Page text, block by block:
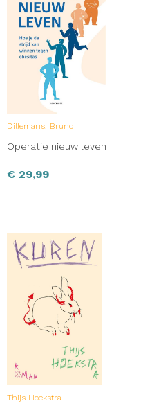
Dillemans, Bruno
Operatie nieuw leven
€ 29,99
Thijs Hoekstra